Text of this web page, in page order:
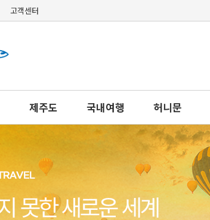
고객센터
제주도 국내여행 허니문